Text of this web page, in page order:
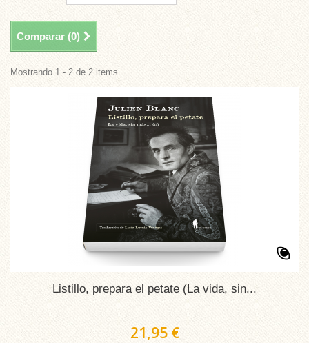
Comparar (0)
Mostrando 1 - 2 de 2 items
Listillo, prepara el petate (La vida, sin...
21,95 €